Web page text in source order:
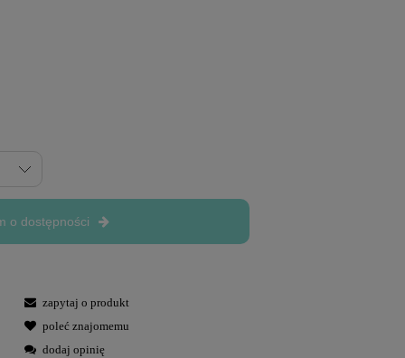
o dostępności
zapytaj o produkt
poleć znajomemu
dodaj opinię